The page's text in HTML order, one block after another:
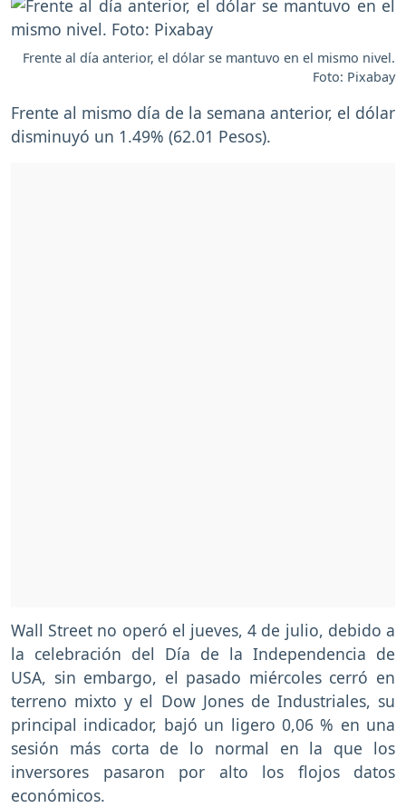
Frente al día anterior, el dólar se mantuvo en el mismo nivel.
Foto: Pixabay
Frente al mismo día de la semana anterior, el dólar
disminuyó un 1.49% (62.01 Pesos).
Wall Street no operó el jueves, 4 de julio, debido a
la celebración del Día de la Independencia de
USA, sin embargo, el pasado miércoles cerró en
terreno mixto y el Dow Jones de Industriales, su
principal indicador, bajó un ligero 0,06 % en una
sesión más corta de lo normal en la que los
inversores pasaron por alto los flojos datos
económicos.